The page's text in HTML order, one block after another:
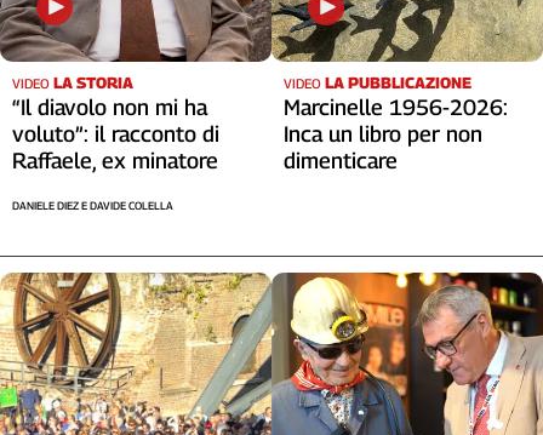
VIDEO LA STORIA
“Il diavolo non mi ha
voluto”: il racconto di
Raffaele, ex minatore
DANIELE DIEZ E DAVIDE COLELLA
VIDEO LA PUBBLICAZIONE
Marcinelle 1956-2026:
Inca un libro per non
dimenticare